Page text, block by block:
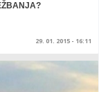
29. 01. 2015 - 16:11